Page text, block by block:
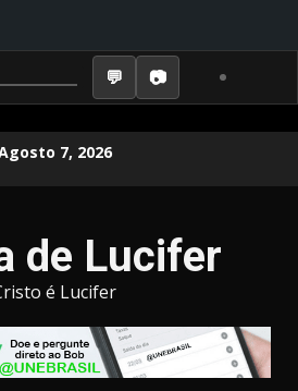
7, 2026
de Lucifer
é Lucifer